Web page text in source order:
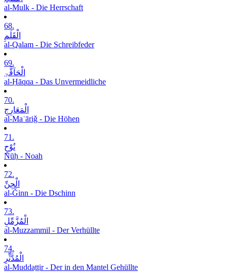
al-Mulk - Die Herrschaft
68.
الْقَلَمِ
al-Qalam - Die Schreibfeder
69.
الْحَآقَّۃِ
al-Ḥāqqa - Das Unvermeidliche
70.
الْمَعَارِجِ
al-Maʿāriǧ - Die Höhen
71.
نُوْحٍ
Nūḥ - Noah
72.
الْجِنِّ
al-Ǧinn - Die Dschinn
73.
الْمُزَّمِّلِ
al-Muzzammil - Der Verhüllte
74.
الْمُدَّثِّرِ
al-Muddaṯṯir - Der in den Mantel Gehüllte